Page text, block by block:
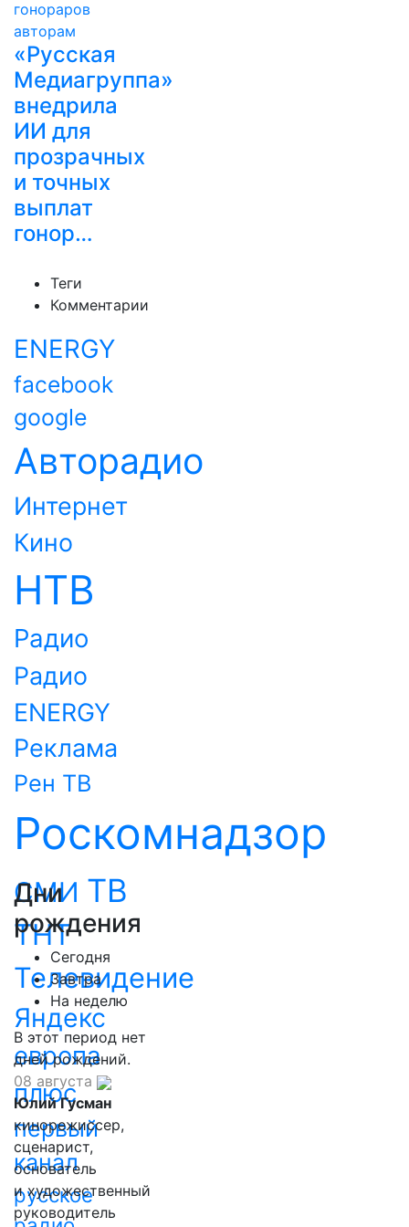
«Русская
Медиагруппа»
внедрила
ИИ для
прозрачных
и точных
выплат
гонор…
Теги
Комментарии
ENERGY
facebook
google
Авторадио
Интернет
Кино
НТВ
Радио
Радио
ENERGY
Реклама
Рен ТВ
Роскомнадзор
СМИ ТВ
ТНТ
Телевидение
Яндекс
европа
плюс
первый
канал
русское
Дни
рождения
Сегодня
Завтра
На неделю
В этот период нет
дней рождений.
08 августа
Юлий Гусман
кинорежиссер,
сценарист,
основатель
и художественный
руководитель